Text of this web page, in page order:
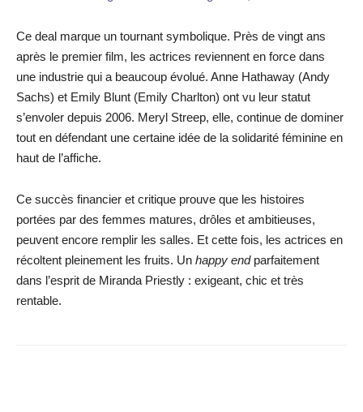
Ce deal marque un tournant symbolique. Près de vingt ans
après le premier film, les actrices reviennent en force dans
une industrie qui a beaucoup évolué. Anne Hathaway (Andy
Sachs) et Emily Blunt (Emily Charlton) ont vu leur statut
s’envoler depuis 2006. Meryl Streep, elle, continue de dominer
tout en défendant une certaine idée de la solidarité féminine en
haut de l’affiche.
Ce succès financier et critique prouve que les histoires
portées par des femmes matures, drôles et ambitieuses,
peuvent encore remplir les salles. Et cette fois, les actrices en
récoltent pleinement les fruits. Un happy endparfaitement
dans l’esprit de Miranda Priestly : exigeant, chic et très
rentable.